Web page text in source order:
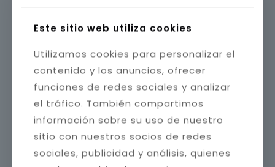
Este sitio web utiliza cookies
Utilizamos cookies para personalizar el
contenido y los anuncios, ofrecer
funciones de redes sociales y analizar
el tráfico. También compartimos
información sobre su uso de nuestro
sitio con nuestros socios de redes
sociales, publicidad y análisis, quienes